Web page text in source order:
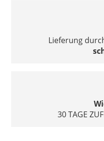
Lieferung
30 TAGE